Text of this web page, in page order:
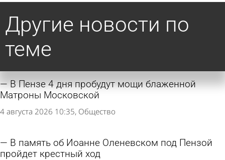
Другие новости по
теме
В Пензе 4 дня пробудут мощи блаженной
Матроны Московской
4 августа 2026 10:35 Общество
В память об Иоанне Оленевском под Пензой
пройдет крестный ход